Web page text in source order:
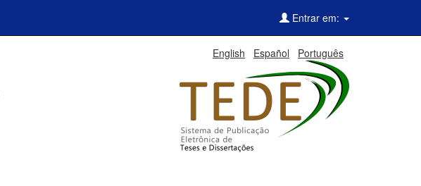
Entrar em:
English Español Português